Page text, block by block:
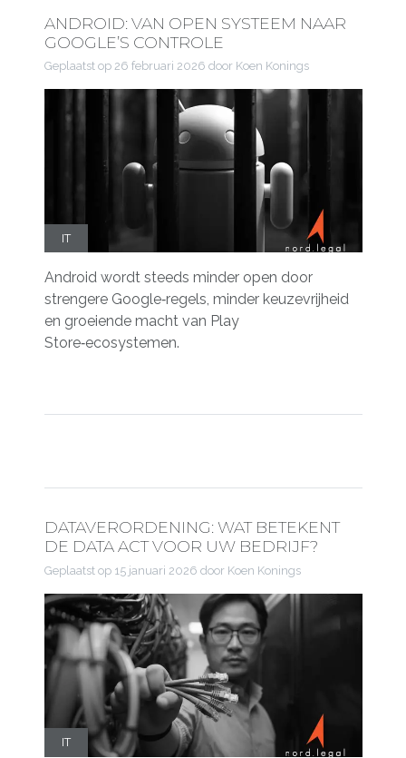
ANDROID: VAN OPEN SYSTEEM NAAR
GOOGLE’S CONTROLE
Geplaatst op 26 februari 2026 door Koen Konings
IT
Android wordt steeds minder open door
strengere Google‑regels, minder keuzevrijheid
en groeiende macht van Play
Store‑ecosystemen.
DATAVERORDENING: WAT BETEKENT
DE DATA ACT VOOR UW BEDRIJF?
Geplaatst op 15 januari 2026 door Koen Konings
IT